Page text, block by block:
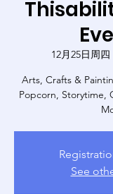
12月25日周四
Arts, Crafts &
Popcorn, Storytime,
See